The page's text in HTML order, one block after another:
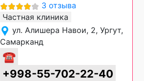
3 отзыва
Частная клиника
ул. Алишера Навои, 2, Ургут,
Самарканд
☎
+998-55-702-22-40